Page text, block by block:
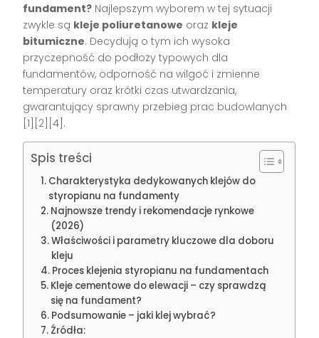
fundament? Najlepszym wyborem w tej sytuacji
zwykle są kleje poliuretanowe oraz kleje
bitumiczne. Decydują o tym ich wysoka
przyczepność do podłoży typowych dla
fundamentów, odporność na wilgoć i zmienne
temperatury oraz krótki czas utwardzania,
gwarantujący sprawny przebieg prac budowlanych
[1][2][4] .
Spis treści
Charakterystyka dedykowanych klejów do
styropianu na fundamenty
Najnowsze trendy i rekomendacje rynkowe
(2026)
Właściwości i parametry kluczowe dla doboru
kleju
Proces klejenia styropianu na fundamentach
Kleje cementowe do elewacji – czy sprawdzą
się na fundament?
Podsumowanie – jaki klej wybrać?
Źródła: